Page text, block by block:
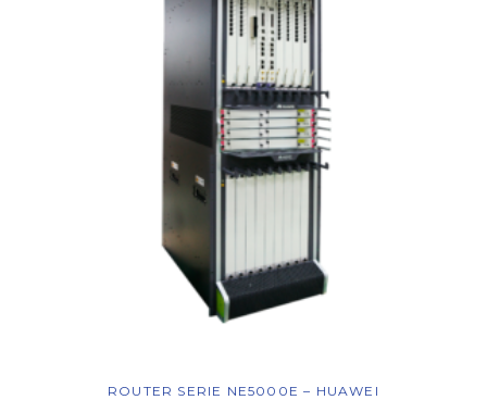
ROUTER SERIE NE5000E – HUAWEI